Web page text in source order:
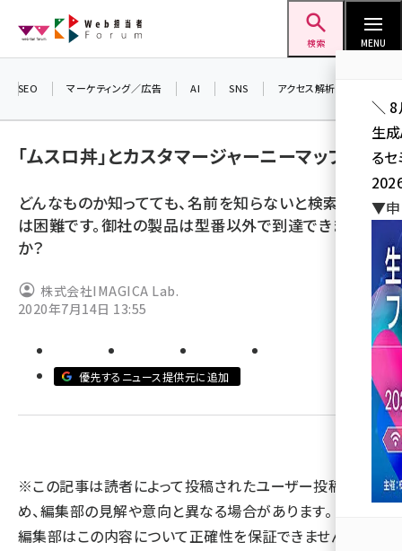
ン
検索 MENU
seo (3538)
ai (2820)
note (2322)
z世代 (1629)
SEO マーケティング／広告 AI SNS アクセス解析／データ分析
「ムスロ丼」とカスタマージャーニーマップ
どんなものか知ってても、名前を知らないと検索するの
は困難です。御社の製品は型番以外で到達できます
か？
株式会社IMAGICA Lab.
2020年7月14日 13:55
優先するニュース提供元に追加
※この記事は読者によって投稿されたユーザー投稿のた
め、編集部の見解や意向と異なる場合があります。 また、
編集部はこの内容について正確性を保証できません。
＼ 8
生
る
▼申